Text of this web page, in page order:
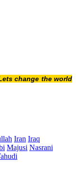
change the world
Iran Iraq
Majusi Nasrani